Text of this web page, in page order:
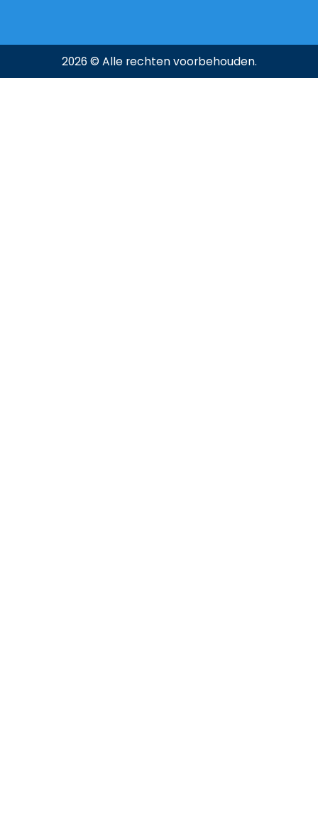
2026 © Alle rechten voorbehouden.